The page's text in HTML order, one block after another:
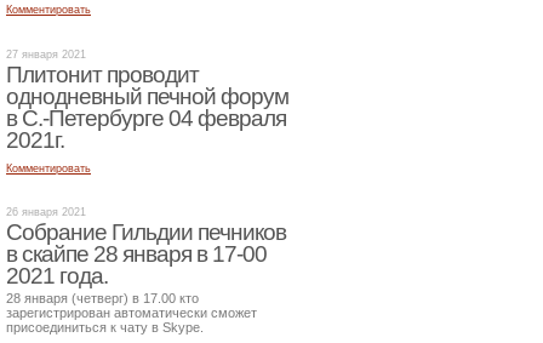
Комментировать
27 января 2021
Плитонит проводит
однодневный печной форум
в С.-Петербурге 04 февраля
2021г.
Комментировать
26 января 2021
Собрание Гильдии печников
в скайпе 28 января в 17-00
2021 года.
28 января (четверг) в 17.00 кто
зарегистрирован автоматически сможет
присоединиться к чату в Skype.